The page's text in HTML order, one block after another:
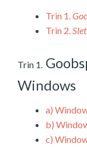
Trin 1.
Trin 2.
Trin 1.
Windows
a)
b)
c)